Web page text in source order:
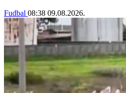
Fudbal 08:38 09.08.2026.